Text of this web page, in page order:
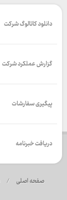
دانلود کاتالوگ شرکت
گزارش عملکرد شرکت
پیگیری سفارشات
دریافت خبرنامه
صفحه اصلی /